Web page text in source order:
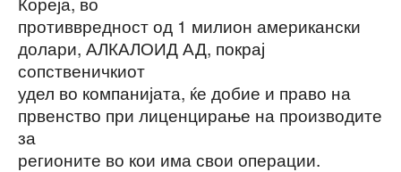
противвредност од 1 милион американски
долари, АЛКАЛОИД АД, покрај
сопственичкиот
удел во компанијата, ќе добие и право на
првенство при лиценцирање на производите
за
регионите во кои има свои операции.